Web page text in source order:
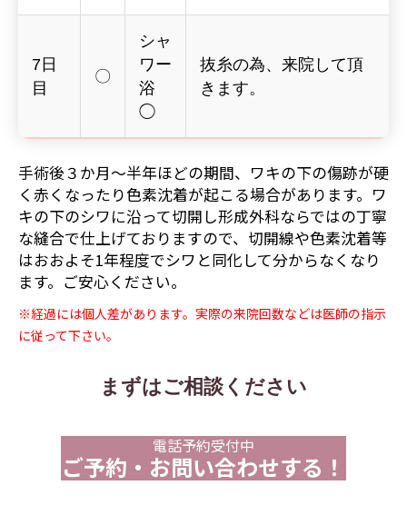
7日
目
〇
シャ
ワー
浴
◯
抜糸の為、来院して頂
きます。
手術後３か月～半年ほどの期間、ワキの下の傷跡が硬
く赤くなったり色素沈着が起こる場合があります。ワ
キの下のシワに沿って切開し形成外科ならではの丁寧
な縫合で仕上げておりますので、切開線や色素沈着等
はおおよそ1年程度でシワと同化して分からなくなり
ます。ご安心ください。
※経過には個人差があります。実際の来院回数などは医師の指示
に従って下さい。
まずはご相談ください
電話予約受付中
ご予約・お問い合わせする！